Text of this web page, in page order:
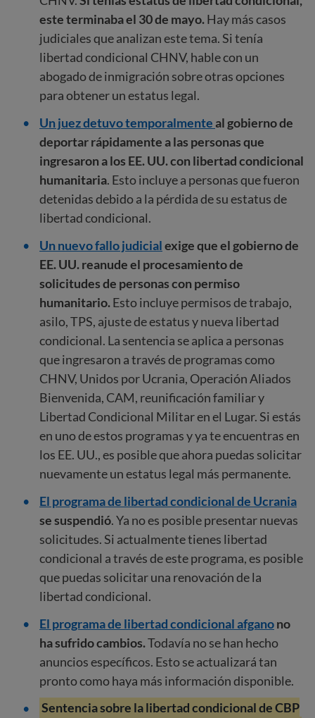
este terminaba el 30 de mayo.Hay más casos
judiciales que analizan este tema. Si tenía
libertad condicional CHNV, hable con un
abogado de inmigración sobre otras opciones
para obtener un estatus legal.
Un juez detuvo temporalmente al gobierno de
deportar rápidamente a las personas que
ingresaron a los EE. UU. con libertad condicional
humanitaria. Esto incluye a personas que fueron
detenidas debido a la pérdida de su estatus de
libertad condicional.
Un nuevo fallo judicialexige que el gobierno de
EE. UU. reanude el procesamiento de
solicitudes de personas con permiso
humanitario.Esto incluye permisos de trabajo,
asilo, TPS, ajuste de estatus y nueva libertad
condicional. La sentencia se aplica a personas
que ingresaron a través de programas como
CHNV, Unidos por Ucrania, Operación Aliados
Bienvenida, CAM, reunificación familiar y
Libertad Condicional Militar en el Lugar. Si estás
en uno de estos programas y ya te encuentras en
los EE. UU., es posible que ahora puedas solicitar
nuevamente un estatus legal más permanente.
El programa de libertad condicional de Ucrania
se suspendió. Ya no es posible presentar nuevas
solicitudes. Si actualmente tienes libertad
condicional a través de este programa, es posible
que puedas solicitar una renovación de la
libertad condicional.
El programa de libertad condicional afganono
ha sufrido cambios.Todavía no se han hecho
anuncios específicos. Esto se actualizará tan
pronto como haya más información disponible.
Sentencia sobre la libertad condicional de CBP